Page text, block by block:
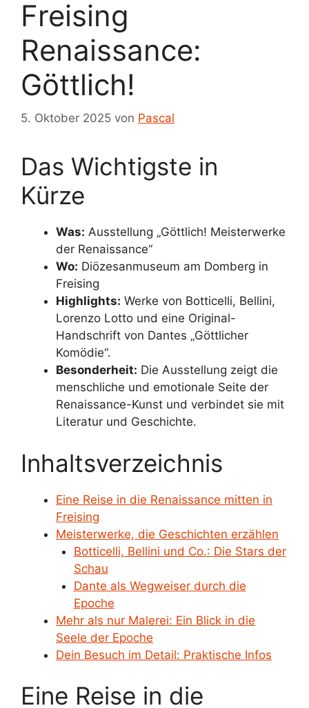
Freising
Renaissance:
Göttlich!
5. Oktober 2025 von Pascal
Das Wichtigste in
Kürze
Was: Ausstellung „Göttlich! Meisterwerke
der Renaissance“
Wo: Diözesanmuseum am Domberg in
Freising
Highlights: Werke von Botticelli, Bellini,
Lorenzo Lotto und eine Original-
Handschrift von Dantes „Göttlicher
Komödie“.
Besonderheit: Die Ausstellung zeigt die
menschliche und emotionale Seite der
Renaissance-Kunst und verbindet sie mit
Literatur und Geschichte.
Inhaltsverzeichnis
Eine Reise in die Renaissance mitten in
Freising
Meisterwerke, die Geschichten erzählen
Botticelli, Bellini und Co.: Die Stars der
Schau
Dante als Wegweiser durch die
Epoche
Mehr als nur Malerei: Ein Blick in die
Seele der Epoche
Dein Besuch im Detail: Praktische Infos
Eine Reise in die